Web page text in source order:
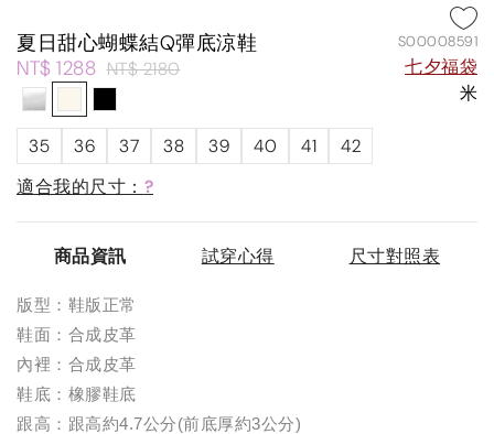
夏日甜心蝴蝶結Q彈底涼鞋 S00008591
NT$ 1288 NT$ 2180
七夕福袋
米
35 36 37 38 39 40 41
42
適合我的尺寸： ?
商品資訊 試穿心得 尺寸對照表
版型：鞋版正常
鞋面：合成皮革
內裡：合成皮革
鞋底：橡膠鞋底
跟高：跟高約4.7公分(前底厚約3公分)